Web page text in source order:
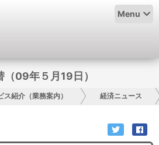
Menu
（09年５月19日）
ス紹介（業務案内） 経済ニュース